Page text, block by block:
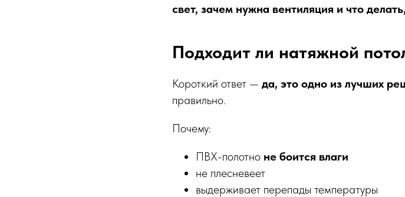
свет, зачем нужна вентиляция и что
Подходит ли натяжной
Короткий ответ — да, это одно из лучших
правильно.
Почему:
ПВХ-полотно не боится влаги
не плесневеет
выдерживает перепады температуры